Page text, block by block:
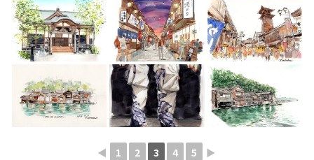
◄ 1 2 3 4 5 ►